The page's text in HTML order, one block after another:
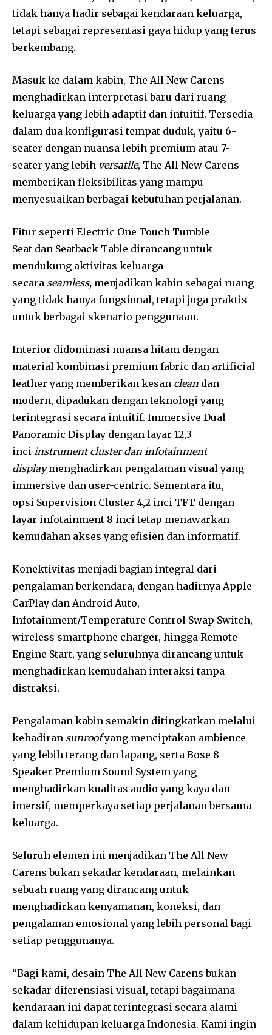
tidak hanya hadir sebagai kendaraan keluarga,
tetapi sebagai representasi gaya hidup yang terus
berkembang.
Masuk ke dalam kabin, The All New Carens
menghadirkan interpretasi baru dari ruang
keluarga yang lebih adaptif dan intuitif. Tersedia
dalam dua konfigurasi tempat duduk, yaitu 6-
seater dengan nuansa lebih premium atau 7-
seater yang lebih versatile, The All New Carens
memberikan fleksibilitas yang mampu
menyesuaikan berbagai kebutuhan perjalanan.
Fitur seperti Electric One Touch Tumble
Seat dan Seatback Table dirancang untuk
mendukung aktivitas keluarga
secara seamless, menjadikan kabin sebagai ruang
yang tidak hanya fungsional, tetapi juga praktis
untuk berbagai skenario penggunaan.
Interior didominasi nuansa hitam dengan
material kombinasi premium fabric dan artificial
leather yang memberikan kesan clean dan
modern, dipadukan dengan teknologi yang
terintegrasi secara intuitif. Immersive Dual
Panoramic Display dengan layar 12,3
inci instrument cluster dan infotainment
displaymenghadirkan pengalaman visual yang
immersive dan user-centric. Sementara itu,
opsi Supervision Cluster 4,2 inci TFT dengan
layar infotainment 8 inci tetap menawarkan
kemudahan akses yang efisien dan informatif.
Konektivitas menjadi bagian integral dari
pengalaman berkendara, dengan hadirnya Apple
CarPlay dan Android Auto,
Infotainment/Temperature Control Swap Switch,
wireless smartphone charger, hingga Remote
Engine Start, yang seluruhnya dirancang untuk
menghadirkan kemudahan interaksi tanpa
distraksi.
Pengalaman kabin semakin ditingkatkan melalui
kehadiran sunroofyang menciptakan ambience
yang lebih terang dan lapang, serta Bose 8
Speaker Premium Sound System yang
menghadirkan kualitas audio yang kaya dan
imersif, memperkaya setiap perjalanan bersama
keluarga.
Seluruh elemen ini menjadikan The All New
Carens bukan sekadar kendaraan, melainkan
sebuah ruang yang dirancang untuk
menghadirkan kenyamanan, koneksi, dan
pengalaman emosional yang lebih personal bagi
setiap penggunanya.
“Bagi kami, desain The All New Carens bukan
sekadar diferensiasi visual, tetapi bagaimana
kendaraan ini dapat terintegrasi secara alami
dalam kehidupan keluarga Indonesia. Kami ingin